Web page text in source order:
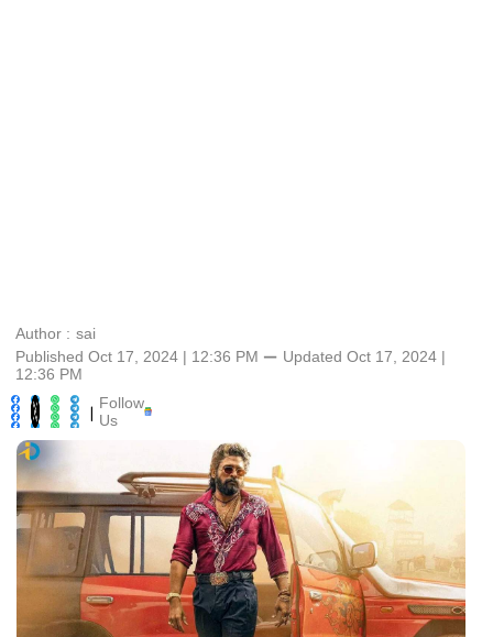
Author : sai
Published Oct 17, 2024 | 12:36 PM ⚊ Updated Oct 17, 2024 |
12:36 PM
| Follow
Us